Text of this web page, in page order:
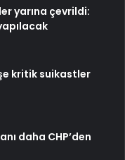
yarına çevrildi:
kritik suikastler
daha CHP’den